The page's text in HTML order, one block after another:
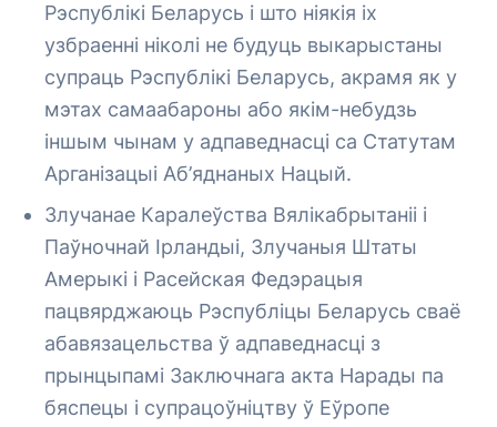
Рэспублікі Беларусь і што ніякія іх
узбраенні ніколі не будуць выкарыстаны
супраць Рэспублікі Беларусь, акрамя як у
мэтах самаабароны або якім-небудзь
іншым чынам у адпаведнасці са Статутам
Арганізацыі Аб’яднаных Нацый.
Злучанае Каралеўства Вялікабрытаніі і
Паўночнай Ірландыі, Злучаныя Штаты
Амерыкі і Расейская Федэрацыя
пацвярджаюць Рэспубліцы Беларусь сваё
абавязацельства ў адпаведнасці з
прынцыпамі Заключнага акта Нарады па
бяспецы і супрацоўніцтву ў Еўропе